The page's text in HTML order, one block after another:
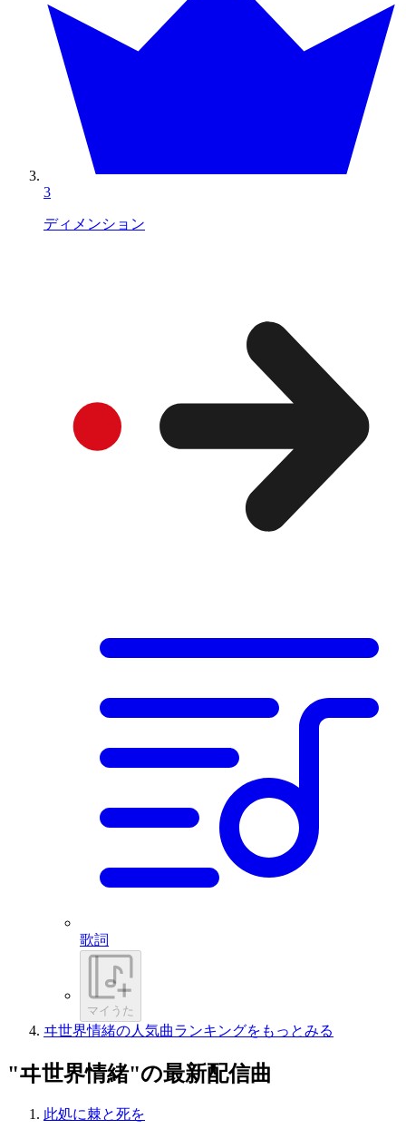
3
ディメンション
歌詞
マイうた
ヰ世界情緒の人気曲ランキングをもっとみる
"ヰ世界情緒"の最新配信曲
此処に棘と死を